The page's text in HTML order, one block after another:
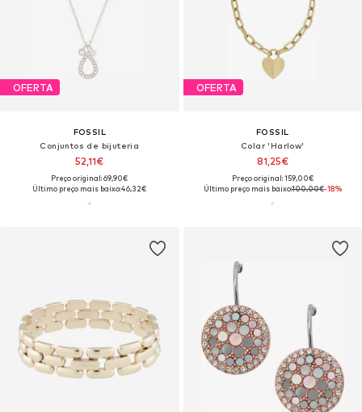
OFERTA
FOSSIL
Conjuntos de bijuteria
52,11€
Preço original: 69,90€
Último preço mais baixo:46,32€
OFERTA
FOSSIL
Colar 'Harlow'
81,25€
Preço original: 159,00€
Último preço mais baixo:100,00€-18%